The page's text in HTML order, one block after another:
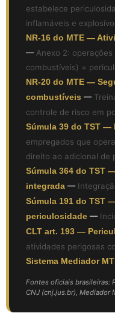
estabelece
inflamáveis e
NR-16 do MTE —
— Anexo 2:
combustíveis) =
NR-20 do MTE —
combustíveis —
controle de risco em
Súmula 39 do TST
empregados que
direito ao adicional de
Súmula 364 do TST
integrada —
Súmula 191 do TST
periculosidade —
CLT art. 193 —
atividades perigosas
Sistema Mediador
Fontes oficiais brasileiras:
CNJ (cnj.jus.br), Mediador